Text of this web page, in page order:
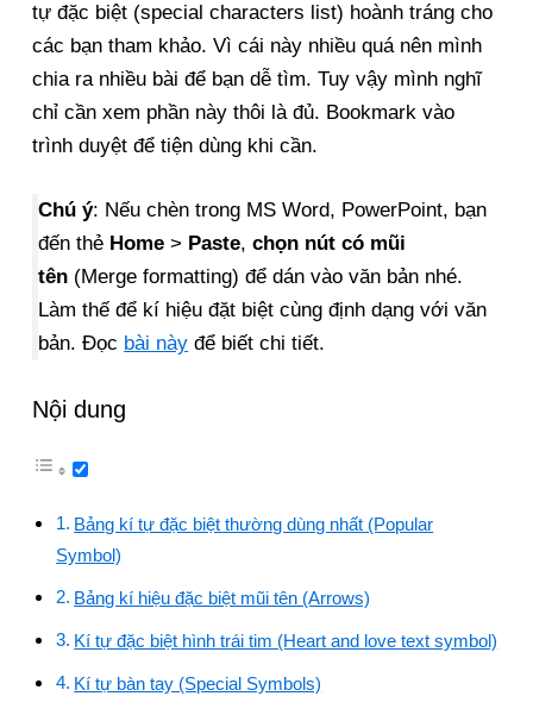
tự đặc biệt (special characters list) hoành tráng cho
các bạn tham khảo. Vì cái này nhiều quá nên mình
chia ra nhiều bài để bạn dễ tìm. Tuy vậy mình nghĩ
chỉ cần xem phần này thôi là đủ. Bookmark vào
trình duyệt để tiện dùng khi cần.
Chú ý: Nếu chèn trong MS Word, PowerPoint, bạn
đến thẻ Home> Paste,chọn nút có mũi
tên (Merge formatting) để dán vào văn bản nhé.
Làm thế để kí hiệu đặt biệt cùng định dạng với văn
bản. Đọc bài này để biết chi tiết.
Nội dung
Bảng kí tự đặc biệt thường dùng nhất (Popular
Symbol)
Bảng kí hiệu đặc biệt mũi tên (Arrows)
Kí tự đặc biệt hình trái tim (Heart and love text symbol)
Kí tự bàn tay (Special Symbols)